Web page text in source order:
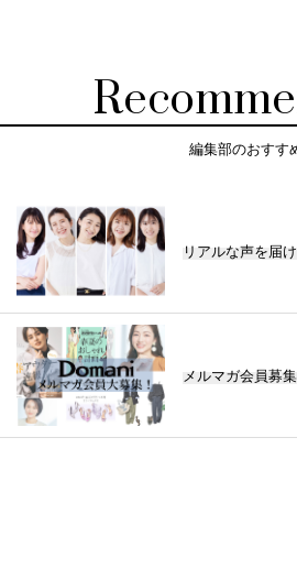
編集部のおすす
リアルな声を届
メルマガ会員募